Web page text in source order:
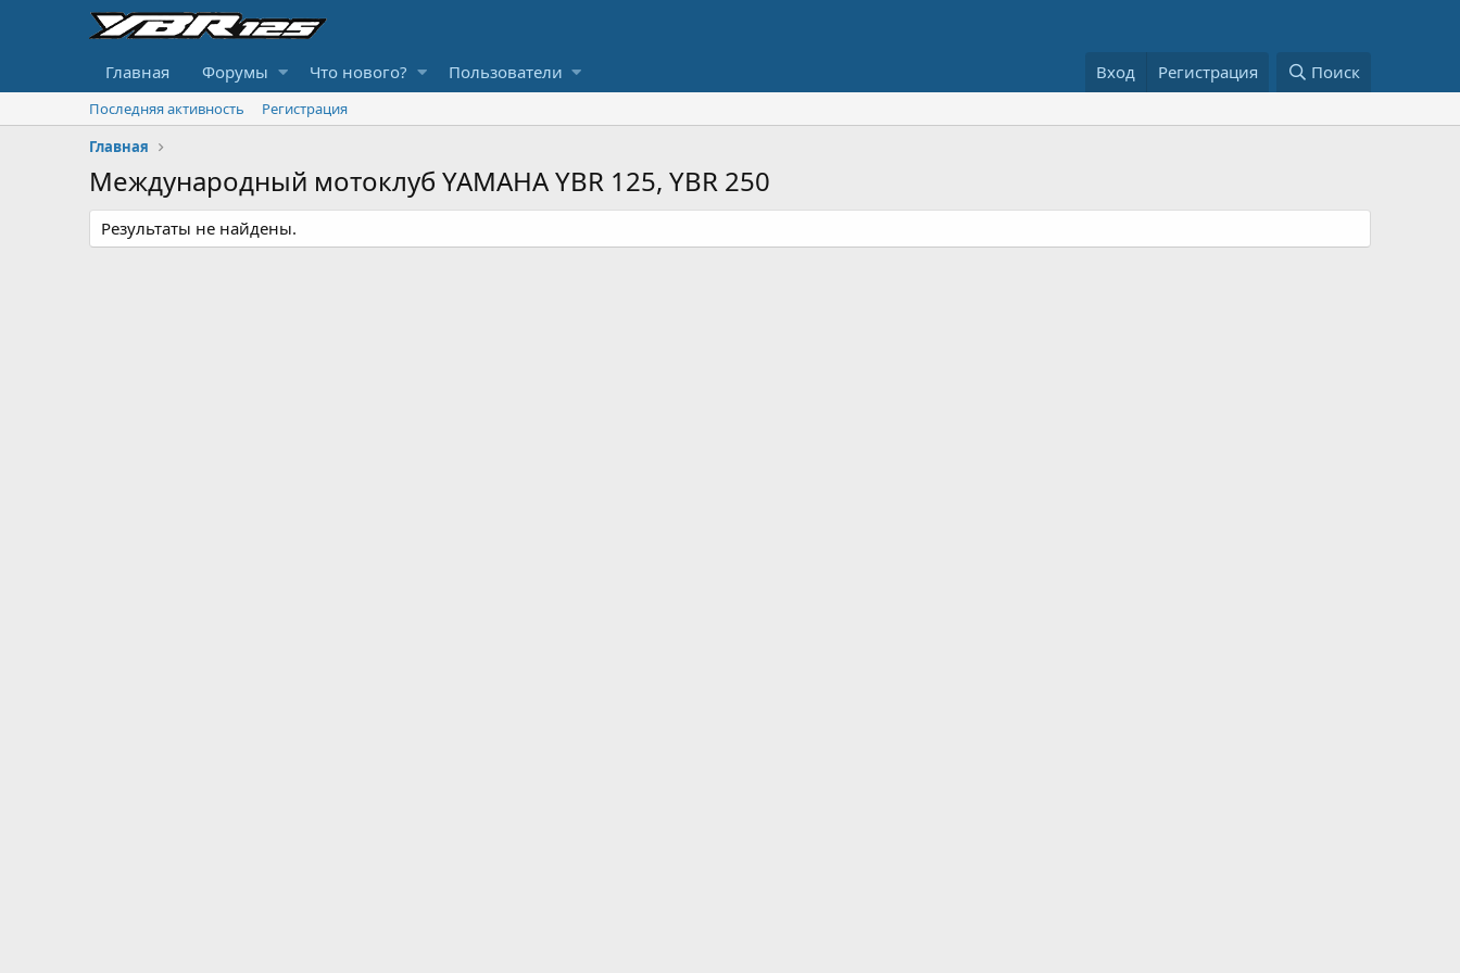
Главная Форумы Что нового? Пользователи Вход Регистрация Поиск
Последняя активность
Регистрация
Главная
Международный мотоклуб YAMAHA YBR 125, YBR 250
Результаты не найдены.